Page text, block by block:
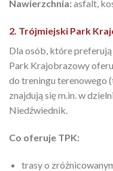
Nawierzchnia:asfalt,
2. Trójmiejski Park
Dla osób, które
Park Krajobrazowy
do treningu terenowego
znajdują się m.in. w
Niedźwiednik.
Co oferuje TPK:
trasy o